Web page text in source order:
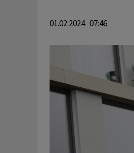
01.02.2024 07:46